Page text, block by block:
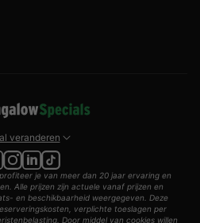
veranderen
je van meer dan 20 jaar ervaring en
Alle prijzen zijn actuele vanaf prijzen en
en beschikbaarheid weergegeven. Deze
verplichte toeslagen per
Door middel van cookies willen